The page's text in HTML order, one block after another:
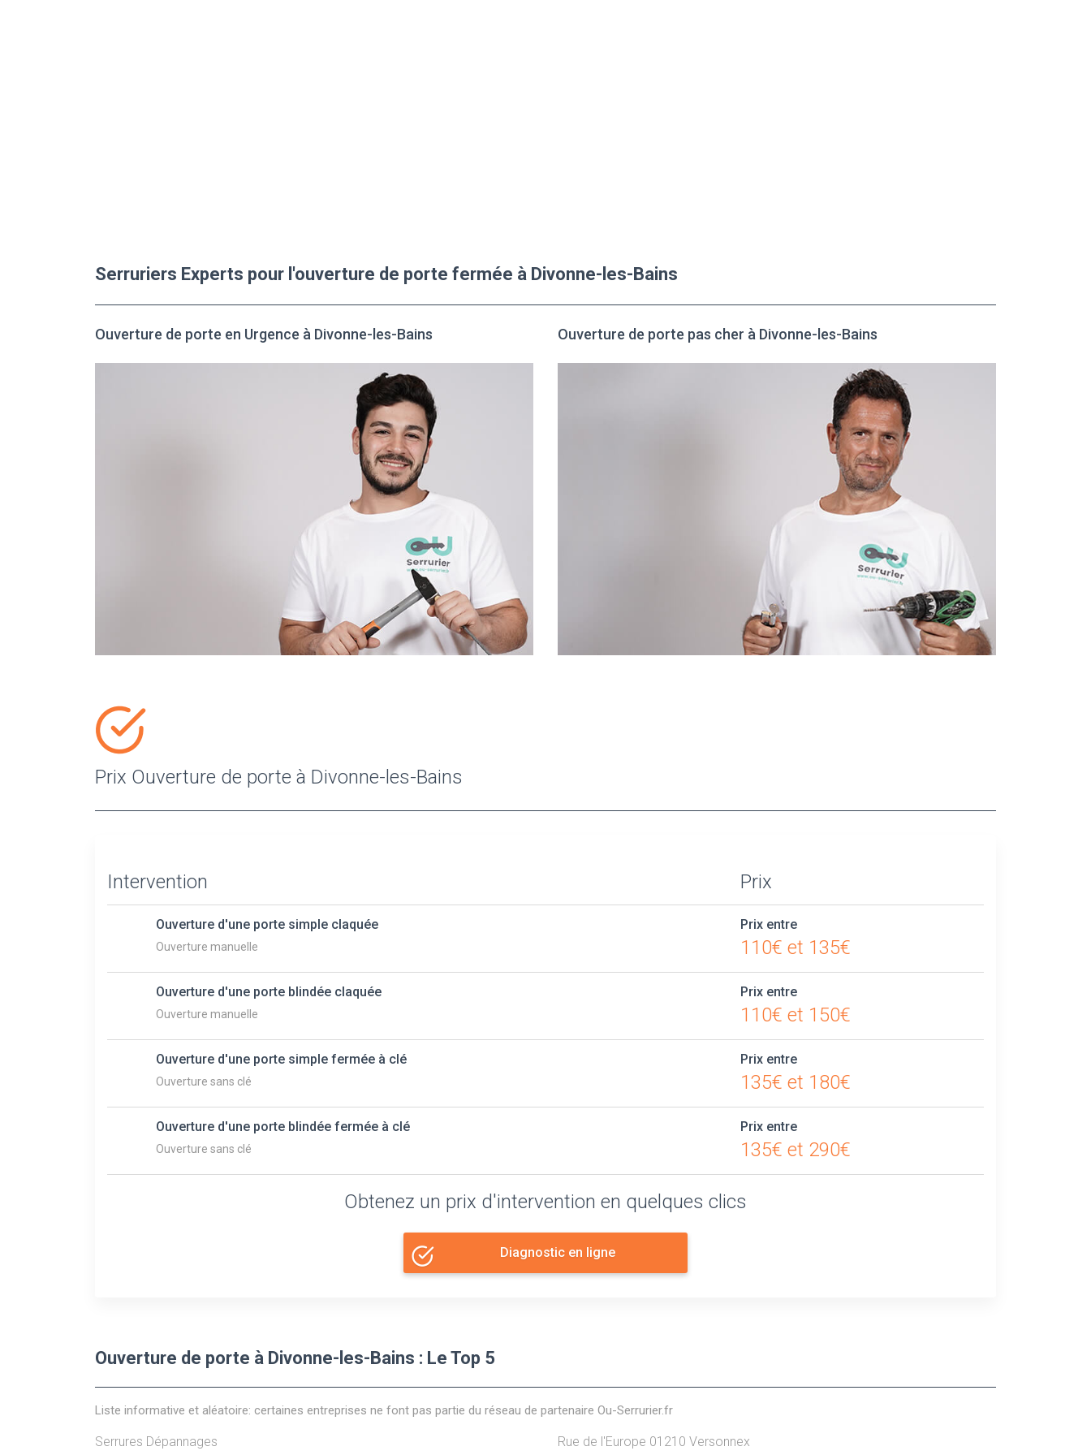
Serruriers Experts pour l'ouverture de porte fermée à Divonne-les-Bains
Ouverture de porte en Urgence à Divonne-les-Bains Ouverture de porte pas cher à Divonne-les-Bains
Prix Ouverture de porte à Divonne-les-Bains
Intervention Prix
Ouverture d'une porte simple claquée
Ouverture manuelle
Prix entre
110€ et 135€
Ouverture d'une porte blindée claquée
Ouverture manuelle
Prix entre
110€ et 150€
Ouverture d'une porte simple fermée à clé
Ouverture sans clé
Prix entre
135€ et 180€
Ouverture d'une porte blindée fermée à clé
Ouverture sans clé
Prix entre
135€ et 290€
Obtenez un prix d'intervention en quelques clics
Diagnostic en ligne
Ouverture de porte à Divonne-les-Bains : Le Top 5
Liste informative et aléatoire: certaines entreprises ne font pas partie du réseau de partenaire Ou-Serrurier.fr
Serrures Dépannages Rue de l'Europe 01210 Versonnex